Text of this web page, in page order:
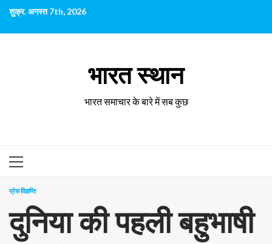
छोड़कर
सामग्री
पर
शुक्र. अगस्त 7th, 2026
भारत स्थान
भारत समाचार के बारे में सब कुछ
प्राथमिक
प्रेस विज्ञप्ति
दुनिया की पहली बहुभाषी